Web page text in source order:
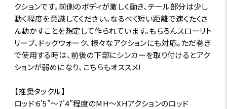
クションです。前側のボディが激しく動き、テール部分は少し
動く程度を意識してください。なるべく短い距離で速くたくさ
ん動かすことを想定して作られています。もちろんスローリト
リーブ、ドッグウォーク、様々なアクションにも対応。ただ巻き
で使用する時は、前後の下部にシンカーを取り付けるとアク
ションが弱めになり、こちらもオススメ!
【推奨タックル】
ロッド:6'5"～7'4"程度のMH～XHアクションのロッド